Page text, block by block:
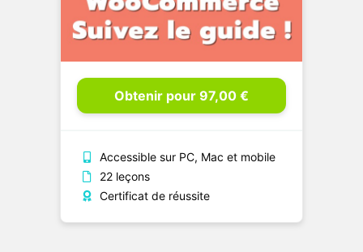
Obtenir pour 97,00 €
Accessible sur PC, Mac et mobile
22 leçons
Certificat de réussite